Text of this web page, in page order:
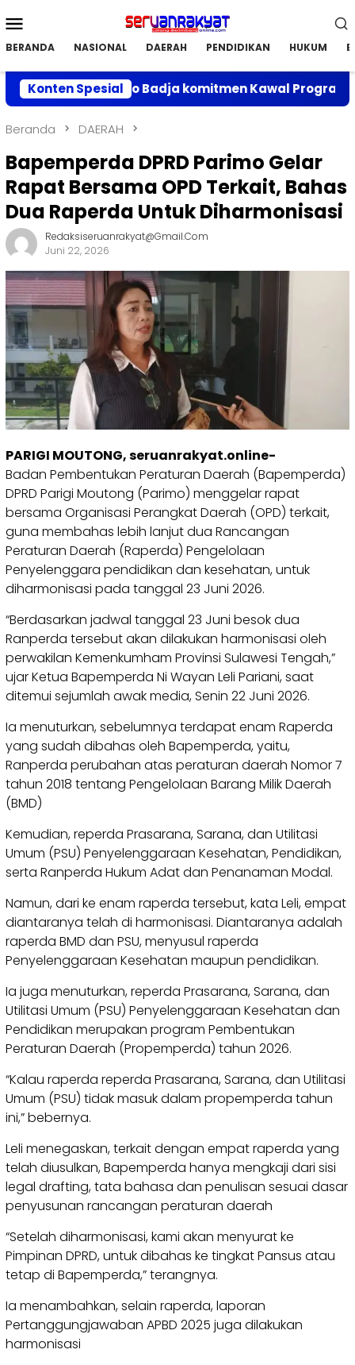
ke
Mobile
BERANDA NASIONAL DAERAH PENDIDIKAN HUKUM
Konten Spesial
Lelo Badja komitmen Kawal Program
Beranda DAERAH
Bapemperda DPRD Parimo Gelar
Rapat Bersama OPD Terkait, Bahas
Dua Raperda Untuk Diharmonisasi
Redaksiseruanrakyat@gmail.com
Juni 22, 2026
PARIGI MOUTONG, seruanrakyat.online-
Badan Pembentukan Peraturan Daerah (Bapemperda)
DPRD Parigi Moutong (Parimo) menggelar rapat
bersama Organisasi Perangkat Daerah (OPD) terkait,
guna membahas lebih lanjut dua Rancangan
Peraturan Daerah (Raperda) Pengelolaan
Penyelenggara pendidikan dan kesehatan, untuk
diharmonisasi pada tanggal 23 Juni 2026.
“Berdasarkan jadwal tanggal 23 Juni besok dua
Ranperda tersebut akan dilakukan harmonisasi oleh
perwakilan Kemenkumham Provinsi Sulawesi Tengah,”
ujar Ketua Bapemperda Ni Wayan Leli Pariani, saat
ditemui sejumlah awak media, Senin 22 Juni 2026.
Ia menuturkan, sebelumnya terdapat enam Raperda
yang sudah dibahas oleh Bapemperda, yaitu,
Ranperda perubahan atas peraturan daerah Nomor 7
tahun 2018 tentang Pengelolaan Barang Milik Daerah
(BMD)
Kemudian, reperda Prasarana, Sarana, dan Utilitasi
Umum (PSU) Penyelenggaraan Kesehatan, Pendidikan,
serta Ranperda Hukum Adat dan Penanaman Modal.
Namun, dari ke enam raperda tersebut, kata Leli, empat
diantaranya telah di harmonisasi. Diantaranya adalah
raperda BMD dan PSU, menyusul raperda
Penyelenggaraan Kesehatan maupun pendidikan.
Ia juga menuturkan, reperda Prasarana, Sarana, dan
Utilitasi Umum (PSU) Penyelenggaraan Kesehatan dan
Pendidikan merupakan program Pembentukan
Peraturan Daerah (Propemperda) tahun 2026.
“Kalau raperda reperda Prasarana, Sarana, dan Utilitasi
Umum (PSU) tidak masuk dalam propemperda tahun
ini,” bebernya.
Leli menegaskan, terkait dengan empat raperda yang
telah diusulkan, Bapemperda hanya mengkaji dari sisi
legal drafting, tata bahasa dan penulisan sesuai dasar
penyusunan rancangan peraturan daerah
“Setelah diharmonisasi, kami akan menyurat ke
Pimpinan DPRD, untuk dibahas ke tingkat Pansus atau
tetap di Bapemperda,” terangnya.
Ia menambahkan, selain raperda, laporan
Pertanggungjawaban APBD 2025 juga dilakukan
harmonisasi